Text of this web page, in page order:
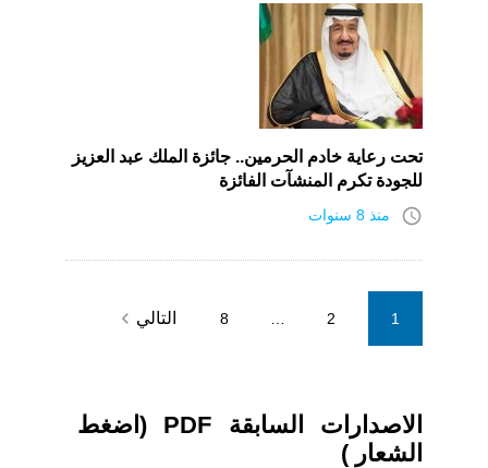
تحت رعاية خادم الحرمين.. جائزة الملك عبد العزيز
للجودة تكرم المنشآت الفائزة
access_time منذ 8 سنوات
pagination
1
2
8 التالي navigate_next
الاصدارات السابقة PDF (اضغط
الشعار )